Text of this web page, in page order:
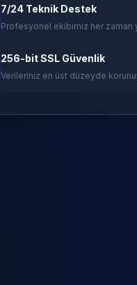
7/24 Teknik Destek
Profesyonel ekibimiz her zaman
256-bit SSL Güvenlik
Verileriniz en üst düzeyde